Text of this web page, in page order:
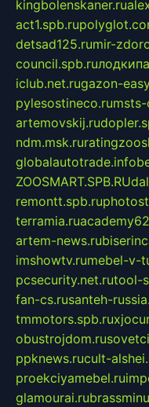
kingbolenskaner.ru
act1.spb.ru
detsad125.rumir-
council.spb.ru
iclub.net.rugazon-
pylesostineco.ru
artemovskij.ru
ndm.msk.ru
globalautotrade.info
ZOOSMART.SPB.RU
remontt.spb.ru
terramia.ru
artem-news.ru
imshowtv.rumebel-v-
pcsecurity.net.rutool-
fan-cs.rusanteh-
tmmotors.spb.ru
obustrojdom.ru
ppknews.rucult-
proekciyamebel.ru
glamourai.ru